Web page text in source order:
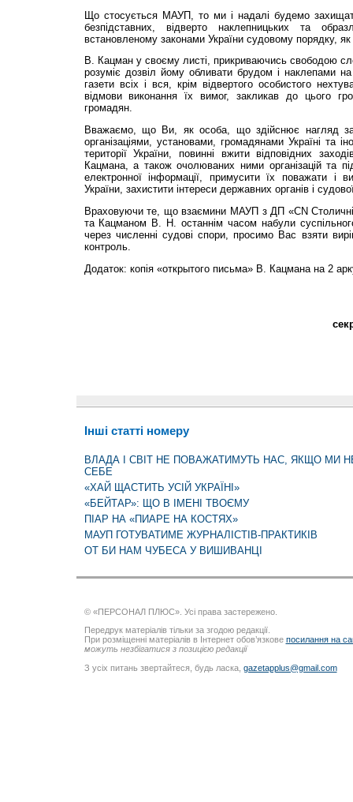
Що стосується МАУП, то ми і надалі будемо
безпідставних, відверто наклепницьких та
встановленому законами України судовому порядку,
В. Кацман у своєму листі, прикриваючись свободою
розуміє дозвіл йому обливати брудом і наклепами на
газети всіх і вся, крім відвертого особистого
відмови виконання їх вимог, закликав до цього
громадян.
Вважаємо, що Ви, як особа, що здійснює нагляд за
організаціями, установами, громадянами Україні та
території України, повинні вжити відповідних
Кацмана, а також очолюваних ними організацій та
електронної інформації, примусити їх поважати і
України, захистити інтереси державних органів і
Враховуючи те, що взаємини МАУП з ДП «CN
та Кацманом В. Н. останнім часом набули
через численні судові спори, просимо Вас взяти
контроль.
Додаток: копія «открытого письма» В. Кацмана на 2
Інші статті номеру
ВЛАДА І СВІТ НЕ ПОВАЖАТИМУТЬ НАС, ЯКЩО МИ
СЕБЕ
«ХАЙ ЩАСТИТЬ УСІЙ УКРАЇНІ»
«БЕЙТАР»: ЩО В ІМЕНІ ТВОЄМУ
ПІАР НА «ПИАРЕ НА КОСТЯХ»
МАУП ГОТУВАТИМЕ ЖУРНАЛІСТІВ-ПРАКТИКІВ
ОТ БИ НАМ ЧУБЕСА У ВИШИВАНЦІ
© «ПЕРСОНАЛ ПЛЮС». Усі права застережено.
Передрук матеріалів тільки за згодою редакції.
При розміщенні матеріалів в Інтернет обов’язкове посилання на
можуть незбігатися з позицією редакції
З усіх питань звертайтеся, будь ласка, gazetapplus@gmail.com